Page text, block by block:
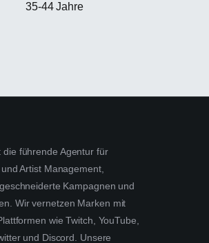
35-44 Jahre
die führende Agentur für
Artist Management,
Kampagnen und
Wir vernetzen Marken mit
wie Twitch, YouTube,
und Discord. Unsere